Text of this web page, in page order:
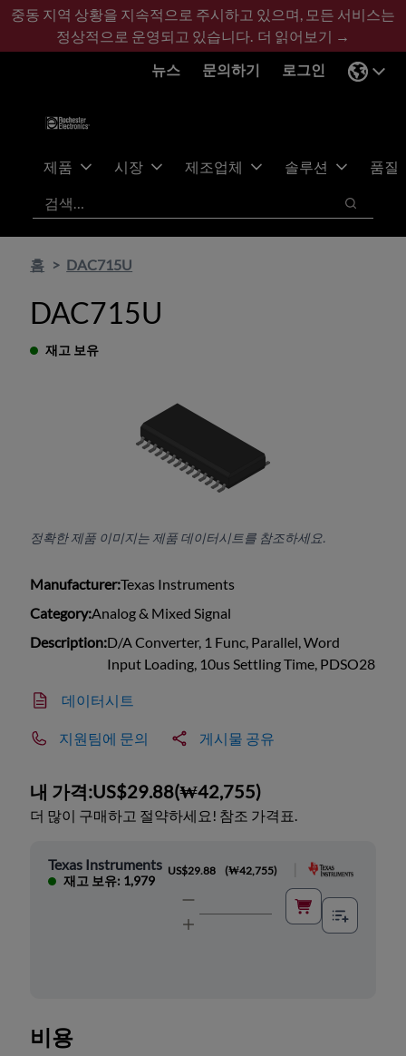
기
콘
바
글
중동 지역 상황을 지속적으로 주시하고 있으며, 모든 서비스는
정상적으로 운영되고 있습니다. 더 읽어보기 →
뉴스
문의하기 로그인
제품 시장 제조업체 솔루션
품질
검색
검색
홈 DAC715U
DAC715U
재고 보유
정확한 제품 이미지는 제품 데이터시트를 참조하세요.
Manufacturer:Texas Instruments
Category:Analog & Mixed Signal
Description:D/A Converter, 1 Func, Parallel, Word
Input Loading, 10us Settling Time, PDSO28
데이터시트
지원팀에 문의 게시물 공유
내 가격:US$29.88(₩42,755)
더 많이 구매하고 절약하세요! 참조 가격표.
Texas Instruments
재고 보유: 1,979
US$29.88 (₩42,755)
비용